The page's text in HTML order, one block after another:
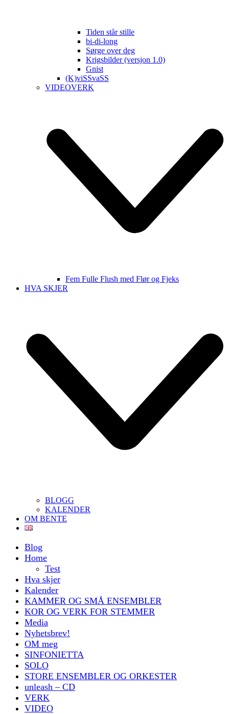
Tiden står stille
bi-di-long
Sørge over deg
Krigsbilder (versjon 1.0)
Gnist
(K)viSSvaSS
VIDEOVERK
Fem Fulle Flush med Flør og Fjeks
HVA SKJER
BLOGG
KALENDER
OM BENTE
Blog
Home
Test
Hva skjer
Kalender
KAMMER OG SMÅ ENSEMBLER
KOR OG VERK FOR STEMMER
Media
Nyhetsbrev!
OM meg
SINFONIETTA
SOLO
STORE ENSEMBLER OG ORKESTER
unleash – CD
VERK
VIDEO